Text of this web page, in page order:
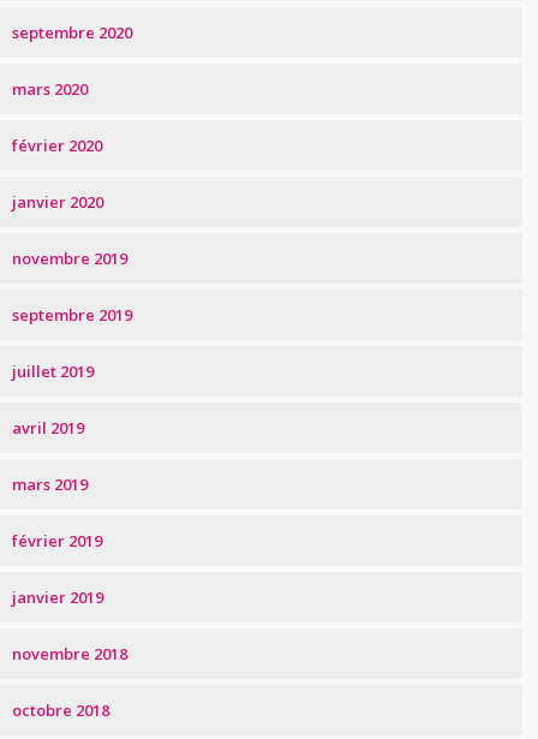
septembre 2020
mars 2020
février 2020
janvier 2020
novembre 2019
septembre 2019
juillet 2019
avril 2019
mars 2019
février 2019
janvier 2019
novembre 2018
octobre 2018